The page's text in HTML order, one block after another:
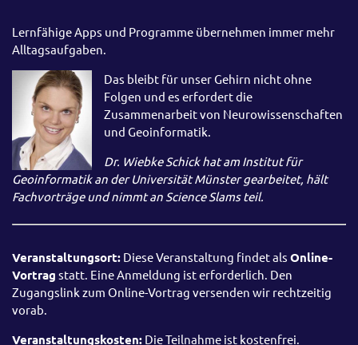
Lernfähige Apps und Programme übernehmen immer mehr
Alltagsaufgaben.
Das bleibt für unser Gehirn nicht ohne
Folgen und es erfordert die
Zusammenarbeit von Neurowissenschaften
und Geoinformatik.
Dr. Wiebke Schick hat am Institut für
Geoinformatik an der Universität Münster gearbeitet, hält
Fachvorträge und nimmt an Science Slams teil.
Veranstaltungsort: Diese Veranstaltung findet als Online-
Vortrag statt. Eine Anmeldung ist erforderlich. Den
Zugangslink zum Online-Vortrag versenden wir rechtzeitig
vorab.
Veranstaltungskosten: Die Teilnahme ist kostenfrei.